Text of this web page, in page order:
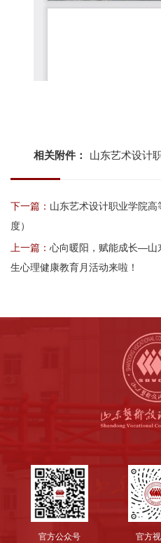
相关附件： 山东艺术设计
下一篇： 山东艺术设计职业学院
度）
上一篇： 心向暖阳，赋能成长—山
生心理健康教育月活动来啦！
官方公众号 官方